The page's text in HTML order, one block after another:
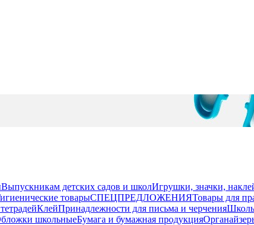
Выпускникам детских садов и школИгрушки, значки,
товарыСПЕЦПРЕДЛОЖЕНИЯТовары для
КлейПринадлежности для письма и черчения
школьныеБумага и бумажная продукция